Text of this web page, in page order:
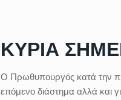
ΚΥΡΙΑ
Ο Πρωθυπουργός κατά την
επόμενο διάστημα αλλά και